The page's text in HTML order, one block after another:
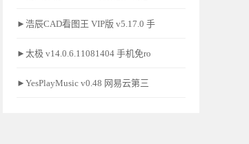
►浩辰CAD看图王 VIP版 v5.17.0 手
►太极 v14.0.6.11081404 手机免ro
►YesPlayMusic v0.48 网易云第三